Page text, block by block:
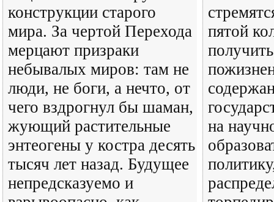
конструкции старого
мира. За чертой Перехода
мерцают призраки
небывалых миров: там не
люди, не боги, а нечто, от
чего вздрогнул бы шаман,
жующий растительные
энтеогены у костра десять
тысяч лет назад. Будущее
непредсказуемо и
пятой
на